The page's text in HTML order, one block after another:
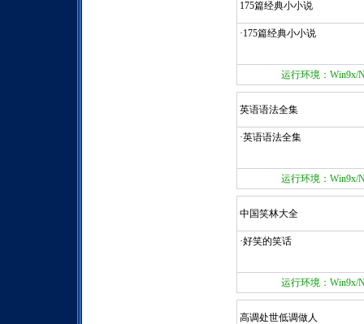
175篇经典小小说
·175篇经典小小说
运行环境：Win9x/
英语语法全集
·英语语法全集
运行环境：Win9x/
中国笑林大全
·好笑的笑话
运行环境：Win9x/
高调处世低调做人